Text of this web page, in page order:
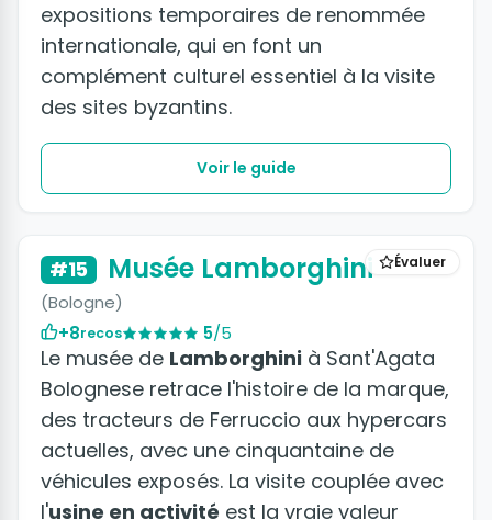
expositions temporaires de renommée
internationale, qui en font un
complément culturel essentiel à la visite
des sites byzantins.
Voir le guide
Évaluer
#15 Musée Lamborghini
(Bologne)
+8recos 5/5
Le musée de Lamborghini à Sant'Agata
Bolognese retrace l'histoire de la marque,
des tracteurs de Ferruccio aux hypercars
actuelles, avec une cinquantaine de
véhicules exposés. La visite couplée avec
l'usine en activité est la vraie valeur